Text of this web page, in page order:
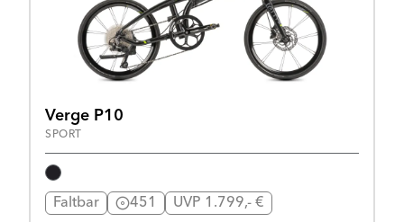
Verge P10
SPORT
Faltbar 451 UVP 1.799,- €